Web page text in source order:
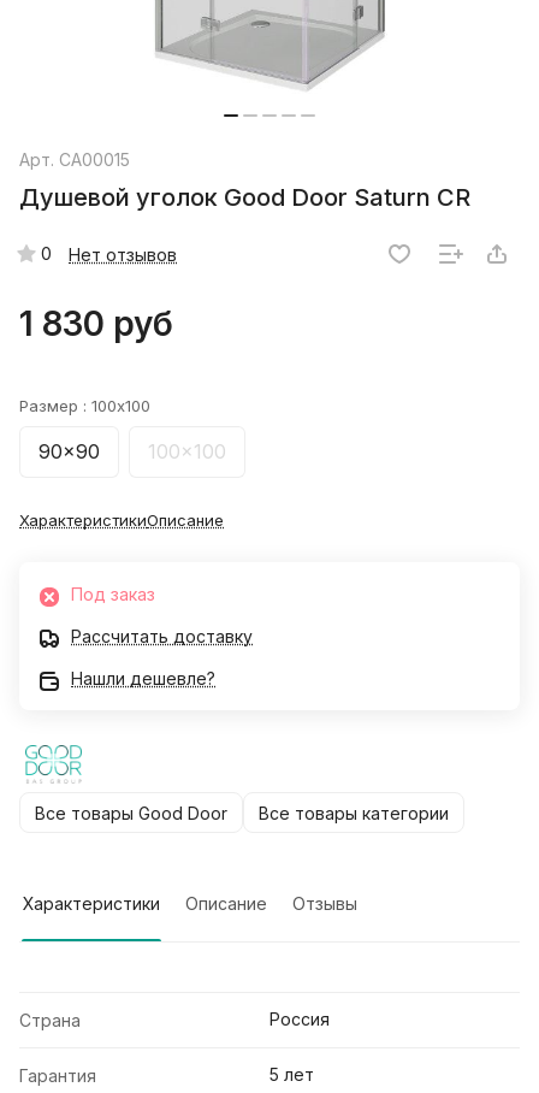
Арт. СА00015
Душевой уголок Good Door Saturn CR
0 Нет отзывов
1 830 руб
Размер : 100x100
90x90 100x100
ХарактеристикиОписание
Под заказ
Рассчитать доставку
Нашли дешевле?
Все товары Good Door Все товары категории
Характеристики Описание Отзывы
Страна Россия
Гарантия 5 лет